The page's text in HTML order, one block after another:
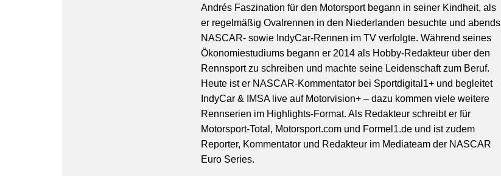
WoO Late Model Series
Andrés Faszination für den Motorsport begann in seiner Kindheit, als
er regelmäßig Ovalrennen in den Niederlanden besuchte und abends
NASCAR- sowie IndyCar-Rennen im TV verfolgte. Während seines
Ökonomiestudiums begann er 2014 als Hobby-Redakteur über den
Rennsport zu schreiben und machte seine Leidenschaft zum Beruf.
Heute ist er NASCAR-Kommentator bei Sportdigital1+ und begleitet
IndyCar & IMSA live auf Motorvision+ – dazu kommen viele weitere
Rennserien im Highlights-Format. Als Redakteur schreibt er für
Motorsport-Total, Motorsport.com und Formel1.de und ist zudem
Reporter, Kommentator und Redakteur im Mediateam der NASCAR
Euro Series.